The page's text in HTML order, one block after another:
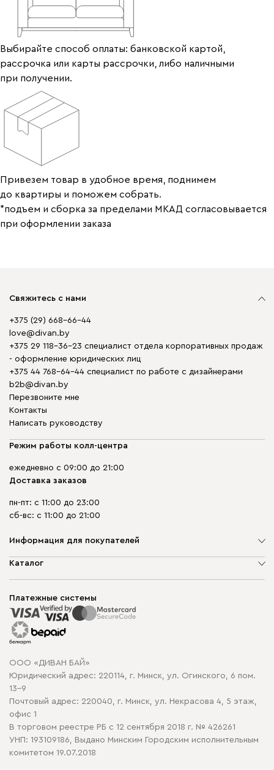
Выбирайте способ оплаты: банковской картой,
рассрочка или карты рассрочки, либо наличными
при получении.
Привезем товар в удобное время, поднимем
до квартиры и поможем собрать.
*подъем и сборка за пределами МКАД согласовывается
при оформлении заказа
Свяжитесь с нами
+375 (29) 668-66-44
love@divan.by
+375 29 118-36-23 специалист отдела корпоративных продаж
- оформление юридических лиц
+375 44 768-64-44 специалист по работе с дизайнерами
b2b@divan.by
Перезвоните мне
Контакты
Написать руководству
Режим работы колл-центра
ежедневно с 09:00 до 21:00
Доставка заказов
пн-пт: с 11:00 до 23:00
сб-вс: с 11:00 до 21:00
Информация для покупателей
О компании
Способы оплаты
Рассрочка и кредит
Гарантия
Карта сайта
Политика конфиденциальности
Политика в отношении обработки cookie
Каталог
Корпусная мебель
Распродажа мебели
Платежные системы
ООО «ДИВАН БАЙ»
Юридический адрес: 220114, г. Минск, ул. Огинского, 6 пом.
13-9
Почтовый адрес: 220040, г. Минск, ул. Некрасова 4, 5 этаж,
офис 1
В торговом реестре РБ с 12 сентября 2018 г. № 426261
УНП: 193109186, Выдано Минским Городским исполнительным
комитетом 19.07.2018